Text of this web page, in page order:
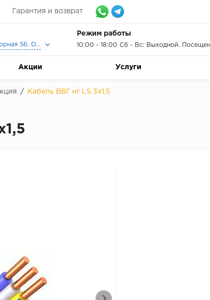
Гарантия и возврат
г. Новосибирск, ул. Выборная 56, Офис, Выставочный зал
Режим работы
10:00 - 18:00 Сб - Вс: Выходной.
Акции Услуги
/ Кабель ВВГ нг LS 3x1,5